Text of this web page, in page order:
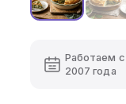
Работаем с
2007 года